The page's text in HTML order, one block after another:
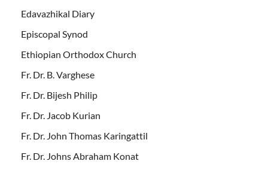
Edavazhikal Diary
Episcopal Synod
Ethiopian Orthodox Church
Fr. Dr. B. Varghese
Fr. Dr. Bijesh Philip
Fr. Dr. Jacob Kurian
Fr. Dr. John Thomas Karingattil
Fr. Dr. Johns Abraham Konat